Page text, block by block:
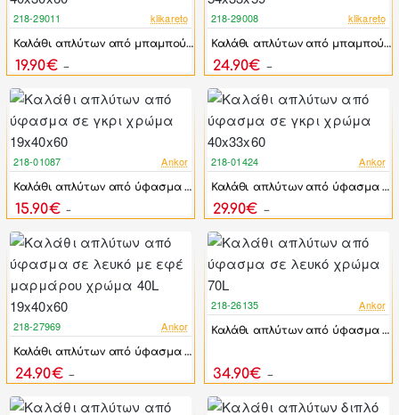
-30%
218-29011 klikareto
Καλάθι απλύτων από μπαμπού/ύφασμα σε χρώμα φυσικό/μαύρο 40x30x60
19.90€
-25%
218-29008 klikareto
Καλάθι απλύτων από μπαμπού/ύφασμα σε χρώμα φυσικό/μαύρο 54x33x59
24.90€
-20%
218-01087 Ankor
Καλάθι απλύτων από ύφασμα σε γκρι χρώμα 19x40x60
15.90€
-37%
218-01424 Ankor
Καλάθι απλύτων από ύφασμα σε γκρι χρώμα 40x33x60
29.90€
-25%
218-27969 Ankor
Καλάθι απλύτων από ύφασμα σε λευκό με εφέ μαρμάρου χρώμα 40L 19x40x60
24.90€
-41%
218-26135 Ankor
Καλάθι απλύτων από ύφασμα σε λευκό χρώμα 70L
34.90€